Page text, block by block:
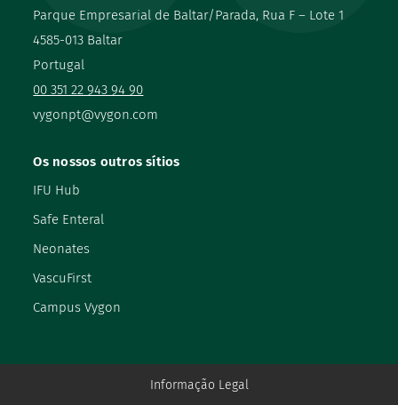
Parque Empresarial de Baltar/Parada, Rua F – Lote 1
4585-013 Baltar
Portugal
00 351 22 943 94 90
vygonpt@vygon.com
Os nossos outros sítios
IFU Hub
Safe Enteral
Neonates
VascuFirst
Campus Vygon
Informação Legal